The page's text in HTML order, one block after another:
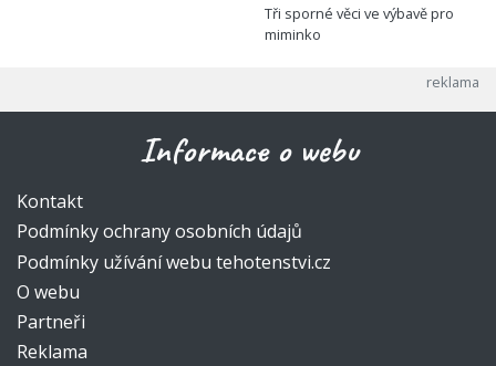
Tři sporné věci ve výbavě pro
miminko
Informace o webu
Kontakt
Podmínky ochrany osobních údajů
Podmínky užívání webu tehotenstvi.cz
O webu
Partneři
Reklama